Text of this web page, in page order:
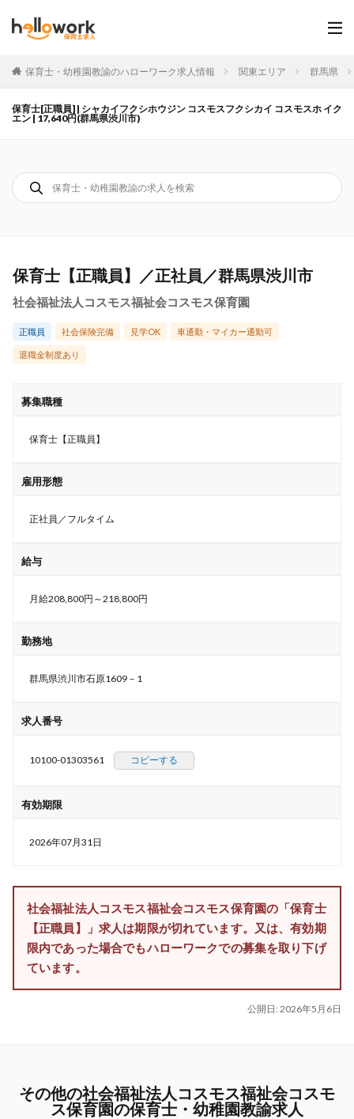
保育士・幼稚園教諭のハローワーク求人情報 関東エリア 群馬県
保育士[正職員] | シャカイフクシホウジン コスモスフクシカイ コスモスホ イク
エン | 17,640円(群馬県渋川市)
保育士【正職員】／正社員／群馬県渋川市
社会福祉法人コスモス福祉会コスモス保育園
正職員 社会保険完備 見学OK 車通勤・マイカー通勤可
退職金制度あり
募集職種
保育士【正職員】
雇用形態
正社員／フルタイム
給与
月給208,800円～218,800円
勤務地
群馬県渋川市石原1609－1
求人番号
10100-01303561 コピーする
有効期限
2026年07月31日
社会福祉法人コスモス福祉会コスモス保育園の「保育士
【正職員】」求人は期限が切れています。又は、有効期
限内であった場合でもハローワークでの募集を取り下げ
ています。
公開日: 2026年5月6日
その他の社会福祉法人コスモス福祉会コスモ
ス保育園の保育士・幼稚園教諭求人